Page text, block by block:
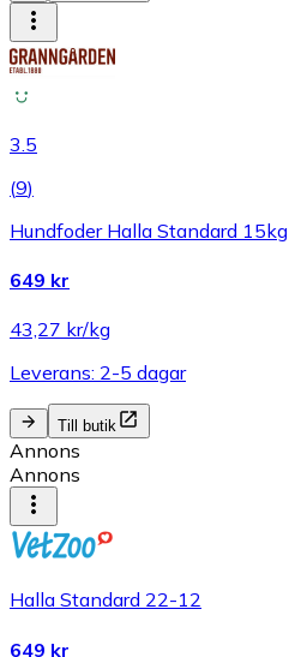
3.5
(9)
Hundfoder Halla Standard 15kg
649 kr
43,27 kr/kg
Leverans: 2-5 dagar
Till butik
Annons
Annons
Halla Standard 22-12
649 kr